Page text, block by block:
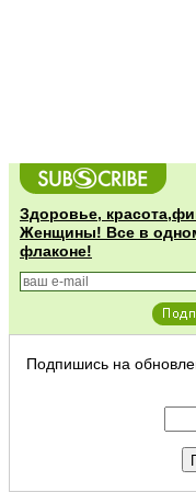
Здоровье,
Женщины! Все в
флаконе!
Подпишись на